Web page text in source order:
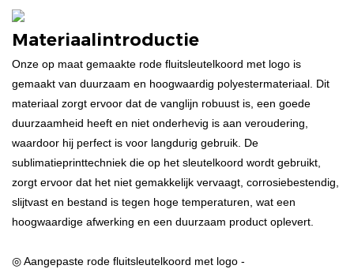
Materiaalintroductie
Onze op maat gemaakte rode fluitsleutelkoord met logo is
gemaakt van duurzaam en hoogwaardig polyestermateriaal. Dit
materiaal zorgt ervoor dat de vanglijn robuust is, een goede
duurzaamheid heeft en niet onderhevig is aan veroudering,
waardoor hij perfect is voor langdurig gebruik. De
sublimatieprinttechniek die op het sleutelkoord wordt gebruikt,
zorgt ervoor dat het niet gemakkelijk vervaagt, corrosiebestendig,
slijtvast en bestand is tegen hoge temperaturen, wat een
hoogwaardige afwerking en een duurzaam product oplevert.
◎ Aangepaste rode fluitsleutelkoord met logo -